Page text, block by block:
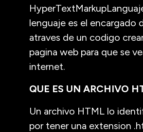
lenguaje es el encargado
atraves de un codigo
pagina web para que se
internet.
QUE ES UN ARCHIVO
Un archivo HTML lo
por tener una extension